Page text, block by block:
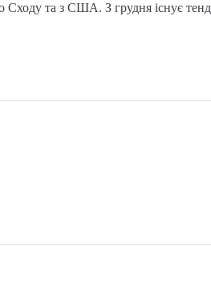
Сходу та з США. З грудня існує